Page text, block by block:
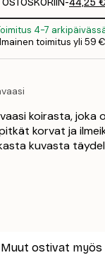
4-7
toimitus yli 59 €
koirasta, joka
korvat ja
kuvasta
Muut ostivat myös